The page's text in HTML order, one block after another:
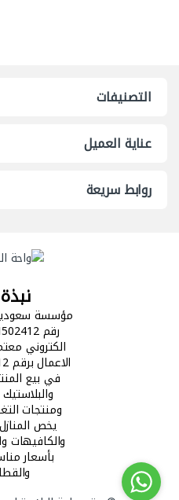
التصنيفات
عناية العميل
روابط سريعة
مؤسسة
الكتروني
في بيع
ومنتجات
يخص
والكافيهات
بأسعار